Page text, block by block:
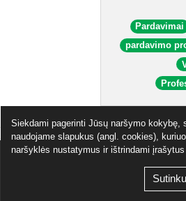
Pardavimai
pardavimo
Siekdami pagerinti Jūsų naršymo
naudojame slapukus (angl. cookies),
naršyklės nustatymus ir ištrindami įrašytus
Sutinku